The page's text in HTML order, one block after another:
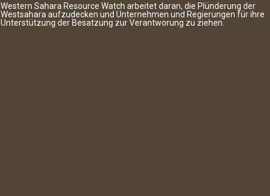
Western Sahara Resource Watch arbeitet daran, die Plünderung der
Westsahara aufzudecken und Unternehmen und Regierungen für ihre
Unterstützung der Besatzung zur Verantworung zu ziehen.